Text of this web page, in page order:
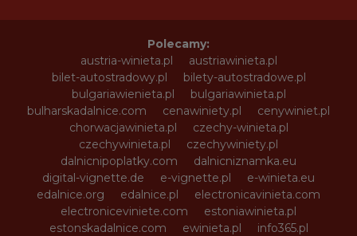
Polecamy:
austria-winieta.pl
austriawinieta.pl
bilet-autostradowy.pl
bilety-autostradowe.pl
bulgariawienieta.pl
bulgariawinieta.pl
bulharskadalnice.com
cenawiniety.pl
cenywiniet.pl
chorwacjawinieta.pl
czechy-winieta.pl
czechywinieta.pl
czechywiniety.pl
dalnicnipoplatky.com
dalnicniznamka.eu
digital-vignette.de
e-vignette.pl
e-winieta.eu
edalnice.org
edalnice.pl
electronicavinieta.com
electroniceviniete.com
estoniawinieta.pl
estonskadalnice.com
ewinieta.pl
info365.pl